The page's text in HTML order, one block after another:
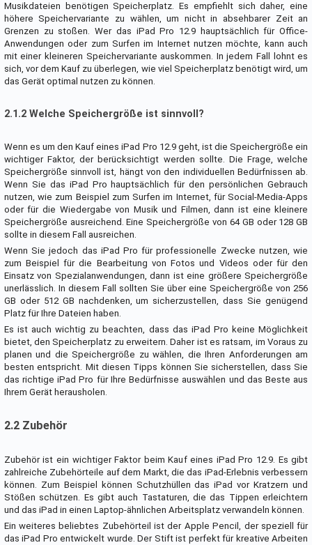
Musikdateien benötigen Speicherplatz. Es empfiehlt sich daher, eine
höhere Speichervariante zu wählen, um nicht in absehbarer Zeit an
Grenzen zu stoßen. Wer das iPad Pro 12.9 hauptsächlich für Office-
Anwendungen oder zum Surfen im Internet nutzen möchte, kann auch
mit einer kleineren Speichervariante auskommen. In jedem Fall lohnt es
sich, vor dem Kauf zu überlegen, wie viel Speicherplatz benötigt wird, um
das Gerät optimal nutzen zu können.
2.1.2 Welche Speichergröße ist sinnvoll?
Wenn es um den Kauf eines iPad Pro 12.9 geht, ist die Speichergröße ein
wichtiger Faktor, der berücksichtigt werden sollte. Die Frage, welche
Speichergröße sinnvoll ist, hängt von den individuellen Bedürfnissen ab.
Wenn Sie das iPad Pro hauptsächlich für den persönlichen Gebrauch
nutzen, wie zum Beispiel zum Surfen im Internet, für Social-Media-Apps
oder für die Wiedergabe von Musik und Filmen, dann ist eine kleinere
Speichergröße ausreichend. Eine Speichergröße von 64 GB oder 128 GB
sollte in diesem Fall ausreichen.
Wenn Sie jedoch das iPad Pro für professionelle Zwecke nutzen, wie
zum Beispiel für die Bearbeitung von Fotos und Videos oder für den
Einsatz von Spezialanwendungen, dann ist eine größere Speichergröße
unerlässlich. In diesem Fall sollten Sie über eine Speichergröße von 256
GB oder 512 GB nachdenken, um sicherzustellen, dass Sie genügend
Platz für Ihre Dateien haben.
Es ist auch wichtig zu beachten, dass das iPad Pro keine Möglichkeit
bietet, den Speicherplatz zu erweitern. Daher ist es ratsam, im Voraus zu
planen und die Speichergröße zu wählen, die Ihren Anforderungen am
besten entspricht. Mit diesen Tipps können Sie sicherstellen, dass Sie
das richtige iPad Pro für Ihre Bedürfnisse auswählen und das Beste aus
Ihrem Gerät herausholen.
2.2 Zubehör
Zubehör ist ein wichtiger Faktor beim Kauf eines iPad Pro 12.9. Es gibt
zahlreiche Zubehörteile auf dem Markt, die das iPad-Erlebnis verbessern
können. Zum Beispiel können Schutzhüllen das iPad vor Kratzern und
Stößen schützen. Es gibt auch Tastaturen, die das Tippen erleichtern
und das iPad in einen Laptop-ähnlichen Arbeitsplatz verwandeln können.
Ein weiteres beliebtes Zubehörteil ist der Apple Pencil, der speziell für
das iPad Pro entwickelt wurde. Der Stift ist perfekt für kreative Arbeiten